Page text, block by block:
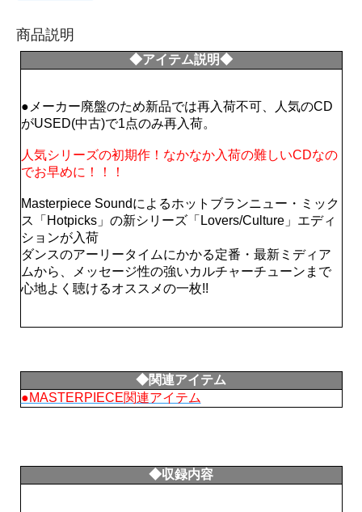
商品説明
◆アイテム説明◆
●メーカー廃盤のため新品では再入荷不可、人気のCD
がUSED(中古)で1点のみ再入荷。
人気シリーズの初期作！なかなか入荷の難しいCDなの
でお早めに！！！
Masterpiece Soundによるホットブランニュー・ミック
ス「Hotpicks」の新シリーズ「Lovers/Culture」エディ
ションが入荷
ダンスのアーリータイムにかかる定番・最新ミディア
ムから、メッセージ性の強いカルチャーチューンまで
心地よく聴けるオススメの一枚!!
◆関連アイテム
●MASTERPIECE関連アイテム
◆収録内容